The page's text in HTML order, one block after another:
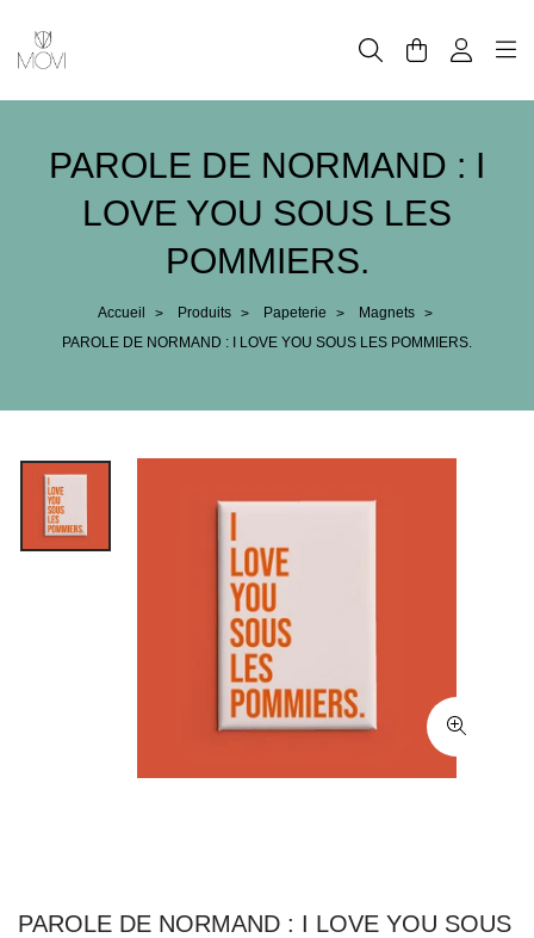
PAROLE DE NORMAND : I
LOVE YOU SOUS LES
POMMIERS.
Accueil > Produits > Papeterie > Magnets
>
PAROLE DE NORMAND : I LOVE YOU SOUS LES POMMIERS.
PAROLE DE NORMAND : I LOVE YOU SOUS